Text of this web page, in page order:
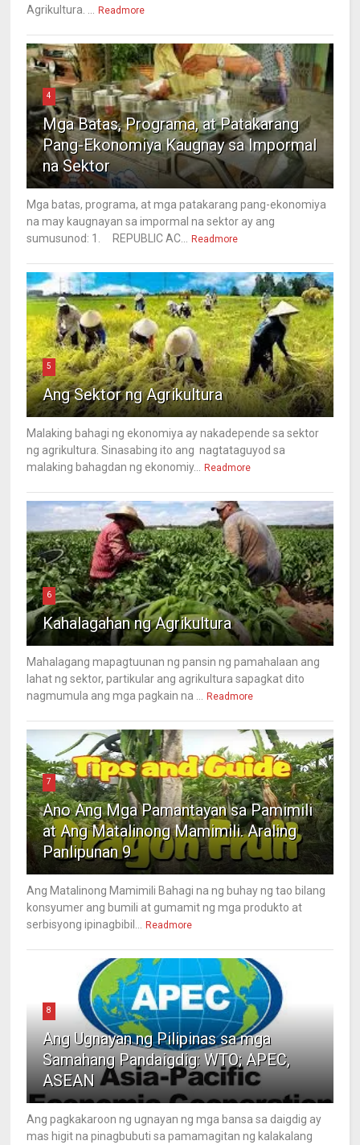
Agrikultura. ...
Readmore
4
Mga Batas, Programa, at Patakarang
Pang-Ekonomiya Kaugnay sa Impormal
na Sektor
Mga batas, programa, at mga patakarang pang-ekonomiya
na may kaugnayan sa impormal na sektor ay ang
sumusunod: 1. REPUBLIC AC...
Readmore
5
Ang Sektor ng Agrikultura
Malaking bahagi ng ekonomiya ay nakadepende sa sektor
ng agrikultura. Sinasabing ito ang nagtataguyod sa
malaking bahagdan ng ekonomiy...
Readmore
6
Kahalagahan ng Agrikultura
Mahalagang mapagtuunan ng pansin ng pamahalaan ang
lahat ng sektor, partikular ang agrikultura sapagkat dito
nagmumula ang mga pagkain na ...
Readmore
7
Ano Ang Mga Pamantayan sa Pamimili
at Ang Matalinong Mamimili. Araling
Panlipunan 9
Ang Matalinong Mamimili Bahagi na ng buhay ng tao bilang
konsyumer ang bumili at gumamit ng mga produkto at
serbisyong ipinagbibil...
Readmore
8
Ang Ugnayan ng Pilipinas sa mga
Samahang Pandaigdig: WTO; APEC,
ASEAN
Ang pagkakaroon ng ugnayan ng mga bansa sa daigdig ay
mas higit na pinagbubuti sa pamamagitan ng kalakalang